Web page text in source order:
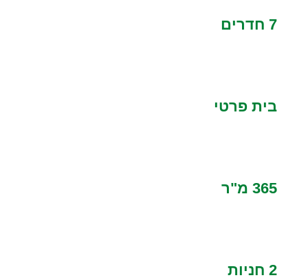
7 חדרים
בית פרטי
365 מ"ר
2 חניות